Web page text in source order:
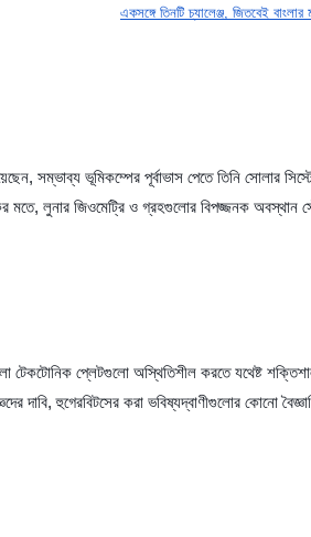
একসঙ্গে তিনটি চ্যালেঞ্জ, জিতবেই
সম্ভাব্য ভূমিকম্পের পূর্বাভাস পেতে তিনি সোলার
মতে, লুনার জিওমেট্রি ও গ্রহগুলোর বিপজ্জনক অবস্থান
টেকটোনিক প্লেটগুলো অস্থিতিশীল করতে যথেষ্ট
দাবি, হুগেরবিটসের করা ভবিষ্যদ্বাণীগুলোর কোনো